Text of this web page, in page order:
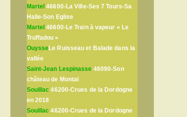
Martel 46600-La Ville-Ses 7 Tours-Sa
Halle-Son Eglise
Martel 46600-Le Train à vapeur « Le
Truffadou »
OuysseLe Ruisseau et Balade dans la
vallée
Saint-Jean Lespinasse 46090-Son
château de Montal
Souillac 46200-Crues de la Dordogne
en 2018
Souillac 46200-Crues de la Dordogne